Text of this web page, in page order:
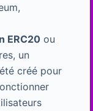
ERC20ou
un
créé pour